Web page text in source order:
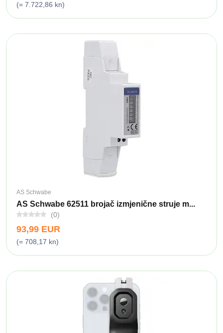
(= 7.722,86 kn)
AS Schwabe
AS Schwabe 62511 brojač izmjenične struje m...
(0)
93,99 EUR
(= 708,17 kn)